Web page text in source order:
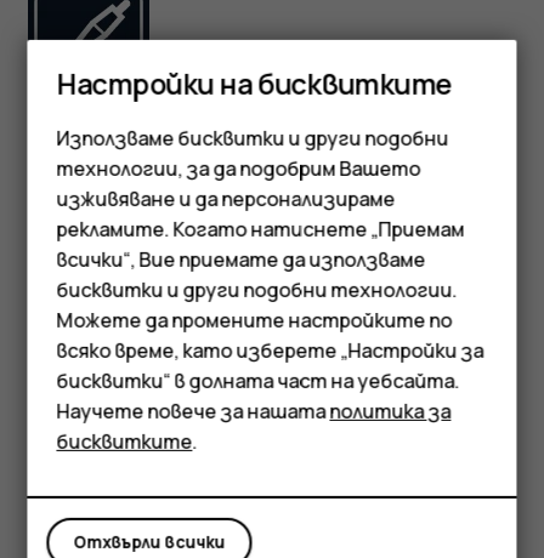
Смартфони
Мобилни телефони
Аксесоари
Таблети
Използвайте само батерии, зарядни устройства и
други аксесоари, одобрени от HMD Global Oy за
употреба с това устройство. Не свързвайте
несъвместими продукти.
ПАЗЕТЕ УСТРОЙСТВОТО СУХО
IP класа му на защита в техническите спецификации
на устройството за по-подробни указания.
Настройки на бисквитките
Използваме бисквитки и други подобни
технологии, за да подобрим Вашето
изживяване и да персонализираме
рекламите. Когато натиснете „Приемам
всички“, Вие приемате да използваме
бисквитки и други подобни технологии.
Можете да промените настройките по
всяко време, като изберете „Настройки за
бисквитки“ в долната част на уебсайта.
Научете повече за нашатаполитика за
бисквитките.
Отхвърли всички